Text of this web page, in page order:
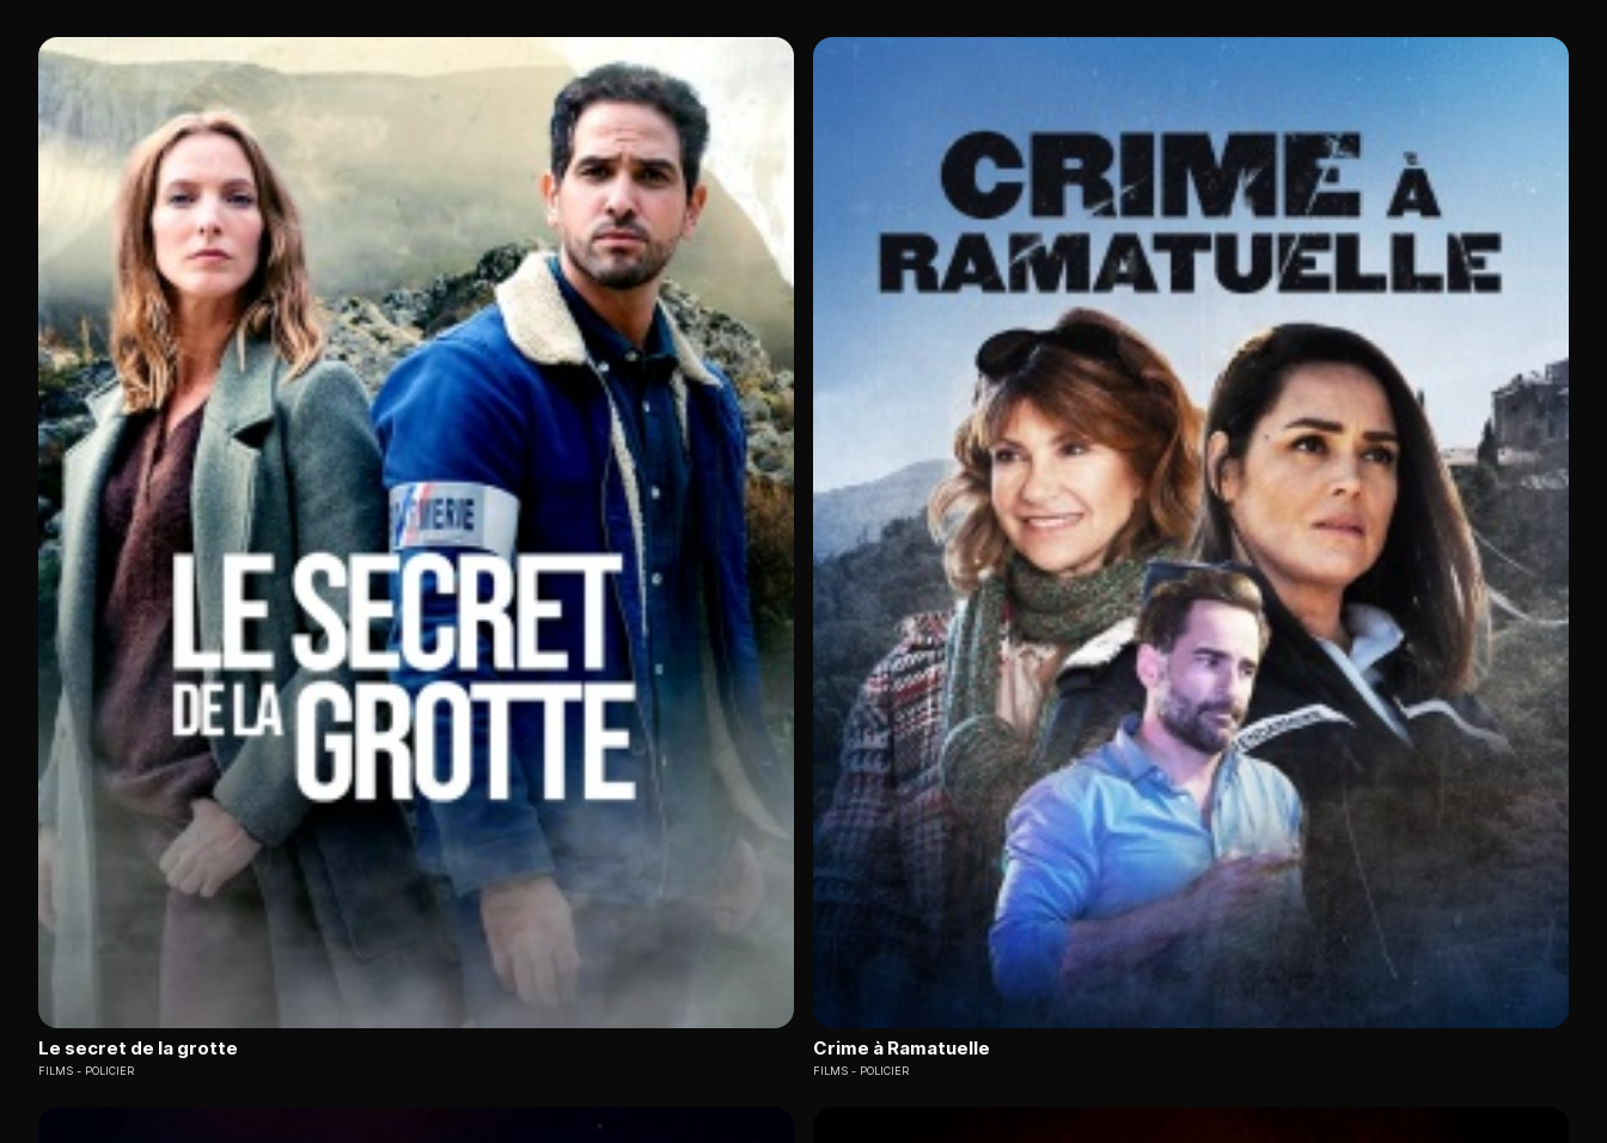
Le secret de la grotte
FILMS POLICIER
Crime à Ramatuelle
FILMS POLICIER